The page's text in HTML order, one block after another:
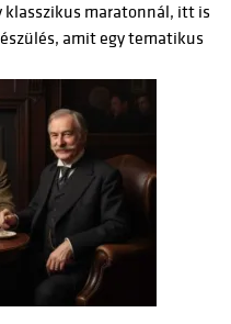
klasszikus maratonnál, itt is
amit egy tematikus